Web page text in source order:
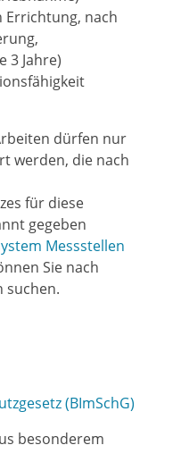
Errichtung, nach
3 Jahre)
dürfen nur
werden, die nach
für diese
gegeben
Messstellen
Sie nach
suchen.
(BImSchG)
besonderem